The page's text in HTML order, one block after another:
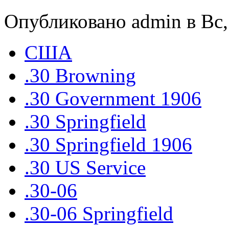
Опубликовано admin в
США
.30 Browning
.30 Government 1906
.30 Springfield
.30 Springfield 1906
.30 US Service
.30-06
.30-06 Springfield